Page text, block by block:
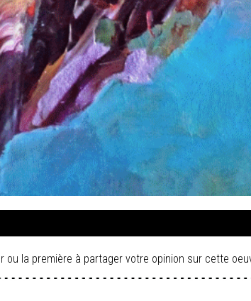
ou la première à partager votre opinion sur cette